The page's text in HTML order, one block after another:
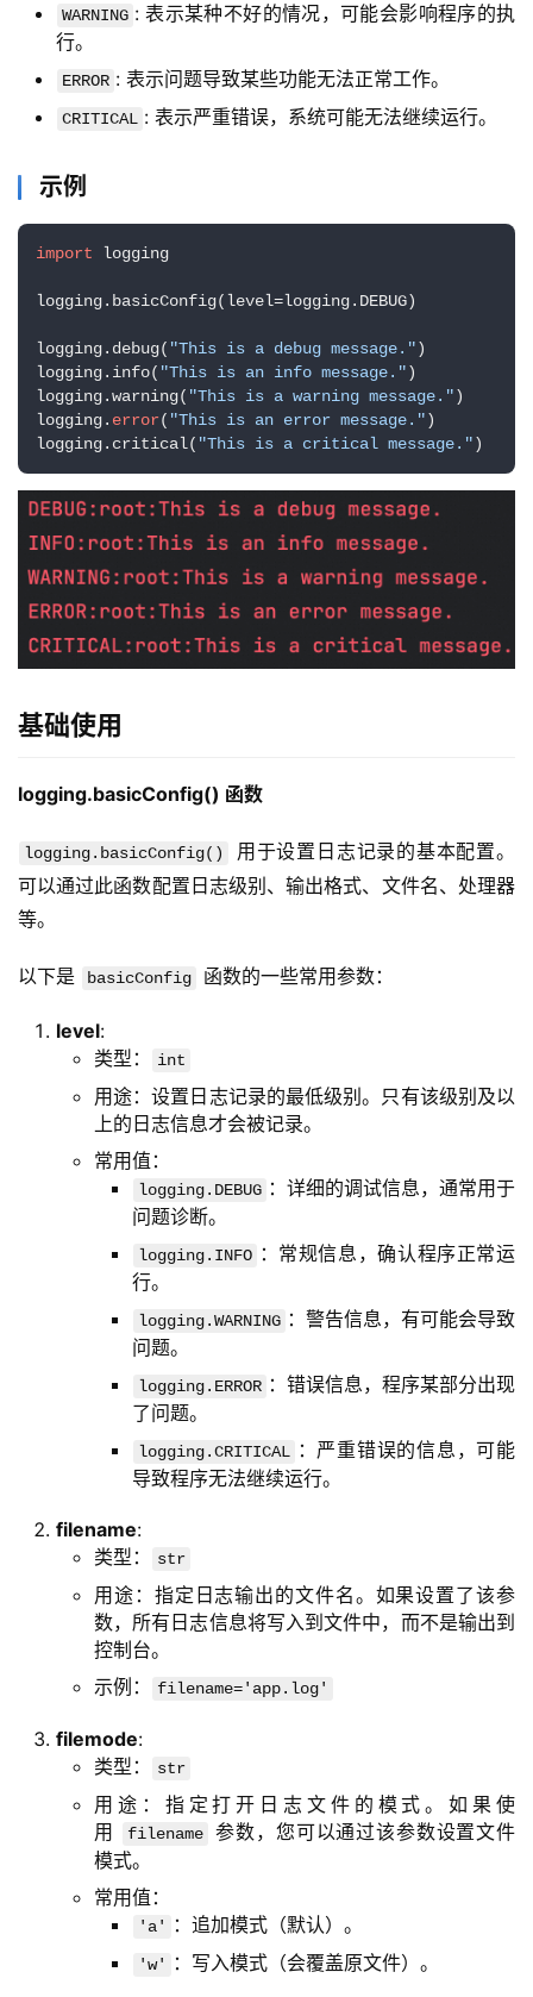
WARNING : 表示某种不好的情况，可能会影响程序的执
行。
ERROR : 表示问题导致某些功能无法正常工作。
CRITICAL : 表示严重错误，系统可能无法继续运行。
示例
import logging
logging.basicConfig(level=logging.DEBUG)
logging.debug( "This is a debug message.")
logging.info( "This is an info message.")
logging.warning( "This is a warning message.")
logging. error( "This is an error message.")
logging.critical( "This is a critical message.")
基础使用
logging.basicConfig() 函数
logging.basicConfig()
用于设置日志记录的基本配置。
可以通过此函数配置日志级别、输出格式、文件名、处理器
等。
以下是 basicConfig 函数的一些常用参数：
level:
类型：
int
用途：设置日志记录的最低级别。只有该级别及以
上的日志信息才会被记录。
常用值：
logging.DEBUG ：详细的调试信息，通常用于
问题诊断。
logging.INFO ：常规信息，确认程序正常运
行。
logging.WARNING ：警告信息，有可能会导致
问题。
logging.ERROR ：错误信息，程序某部分出现
了问题。
logging.CRITICAL ：严重错误的信息，可能
导致程序无法继续运行。
filename:
类型：
str
用途：指定日志输出的文件名。如果设置了该参
数，所有日志信息将写入到文件中，而不是输出到
控制台。
示例：
filename='app.log'
filemode:
类型：
str
用途：指定打开日志文件的模式。如果使
用
filename
参数，您可以通过该参数设置文件
模式。
常用值：
'a' ：追加模式（默认）。
'w' ：写入模式（会覆盖原文件）。